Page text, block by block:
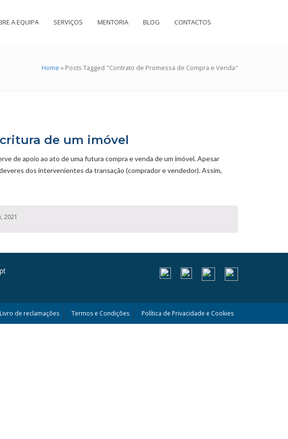
A EQUIPA SERVIÇOS MENTORIA BLOG CONTACTOS
Home » Posts Tagged "Contrato de Promessa de Compra e Venda"
de um imóvel
de apoio ao ato de uma futura compra e venda de um imóvel. Apesar
dos intervenientes da transação (comprador e vendedor). Assim,
2021
Livro de reclamações Termos e Condições Política de Privacidade e Cookies